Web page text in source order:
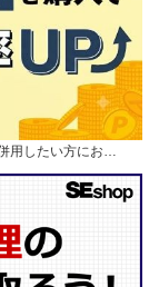
用したい方にお…